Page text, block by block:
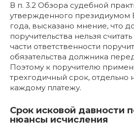
В п. 3.2 Обзора судебной
утвержденного президиумом
года, высказано мнение, что
поручительства нельзя
части ответственности
обязательства должника
Поэтому к поручителю
трехгодичный срок, отдельно
каждому платежу.
Срок исковой давности
нюансы исчисления